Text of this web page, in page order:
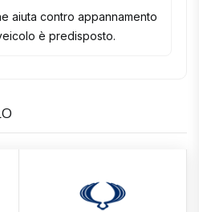
aiuta contro appannamento
è predisposto.